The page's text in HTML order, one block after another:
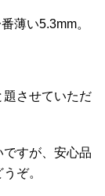
薄い5.3mm。
題させていただ
すが、安心品
ぞ。